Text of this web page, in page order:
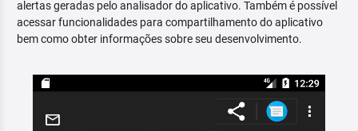
alertas geradas pelo analisador do aplicativo. Também é possível
acessar funcionalidades para compartilhamento do aplicativo
bem como obter informações sobre seu desenvolvimento.